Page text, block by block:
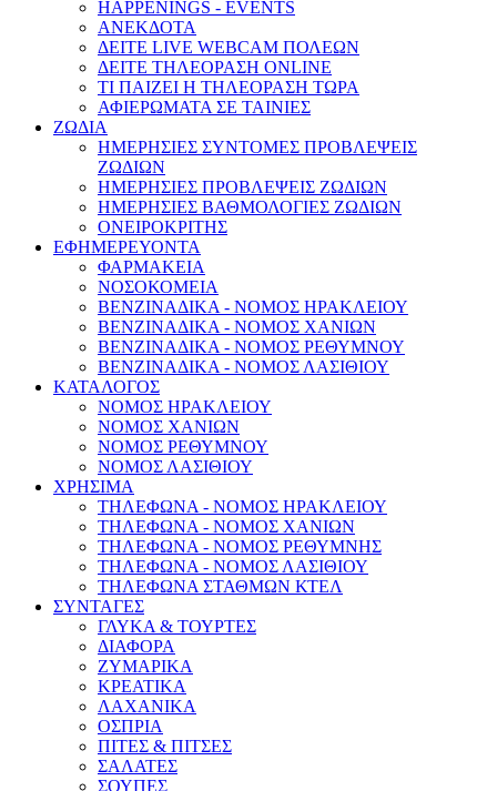
HAPPENINGS - EVENTS
ΑΝΕΚΔΟΤΑ
ΔΕΙΤΕ LIVE WEBCAM ΠΟΛΕΩΝ
ΔΕΙΤΕ ΤΗΛΕΟΡΑΣΗ ONLINE
ΤΙ ΠΑΙΖΕΙ Η ΤΗΛΕΟΡΑΣΗ ΤΩΡΑ
ΑΦΙΕΡΩΜΑΤΑ ΣΕ ΤΑΙΝΙΕΣ
ΖΩΔΙΑ
ΗΜΕΡΗΣΙΕΣ ΣΥΝΤΟΜΕΣ ΠΡΟΒΛΕΨΕΙΣ
ΖΩΔΙΩΝ
ΗΜΕΡΗΣΙΕΣ ΠΡΟΒΛΕΨΕΙΣ ΖΩΔΙΩΝ
ΗΜΕΡΗΣΙΕΣ ΒΑΘΜΟΛΟΓΙΕΣ ΖΩΔΙΩΝ
ΟΝΕΙΡΟΚΡΙΤΗΣ
ΕΦΗΜΕΡΕΥΟΝΤΑ
ΦΑΡΜΑΚΕΙΑ
ΝΟΣΟΚΟΜΕΙΑ
ΒΕΝΖΙΝΑΔΙΚΑ - ΝΟΜΟΣ ΗΡΑΚΛΕΙΟΥ
ΒΕΝΖΙΝΑΔΙΚΑ - ΝΟΜΟΣ ΧΑΝΙΩΝ
ΒΕΝΖΙΝΑΔΙΚΑ - ΝΟΜΟΣ ΡΕΘΥΜΝΟΥ
ΒΕΝΖΙΝΑΔΙΚΑ - ΝΟΜΟΣ ΛΑΣΙΘΙΟΥ
ΚΑΤΑΛΟΓΟΣ
ΝΟΜΟΣ ΗΡΑΚΛΕΙΟΥ
ΝΟΜΟΣ ΧΑΝΙΩΝ
ΝΟΜΟΣ ΡΕΘΥΜΝΟΥ
ΝΟΜΟΣ ΛΑΣΙΘΙΟΥ
ΧΡΗΣΙΜΑ
ΤΗΛΕΦΩΝΑ - ΝΟΜΟΣ ΗΡΑΚΛΕΙΟΥ
ΤΗΛΕΦΩΝΑ - ΝΟΜΟΣ ΧΑΝΙΩΝ
ΤΗΛΕΦΩΝΑ - ΝΟΜΟΣ ΡΕΘΥΜΝΗΣ
ΤΗΛΕΦΩΝΑ - ΝΟΜΟΣ ΛΑΣΙΘΙΟΥ
ΤΗΛΕΦΩΝΑ ΣΤΑΘΜΩΝ ΚΤΕΛ
ΣΥΝΤΑΓΕΣ
ΓΛΥΚΑ & ΤΟΥΡΤΕΣ
ΔΙΑΦΟΡΑ
ΖΥΜΑΡΙΚΑ
ΚΡΕΑΤΙΚΑ
ΛΑΧΑΝΙΚΑ
ΟΣΠΡΙΑ
ΠΙΤΕΣ & ΠΙΤΣΕΣ
ΣΑΛΑΤΕΣ
ΣΟΥΠΕΣ